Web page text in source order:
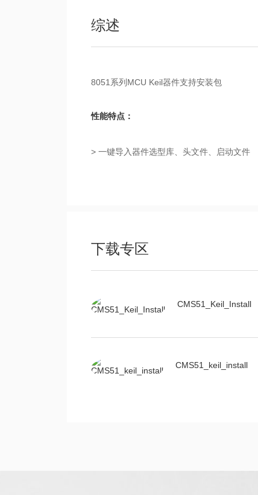
综述
8051系列MCU Keil器件支持安装包
性能特点：
> 一键导入器件选型库、头文件、启动文件
下载专区
CMS51_Keil_Install
CMS51_keil_install